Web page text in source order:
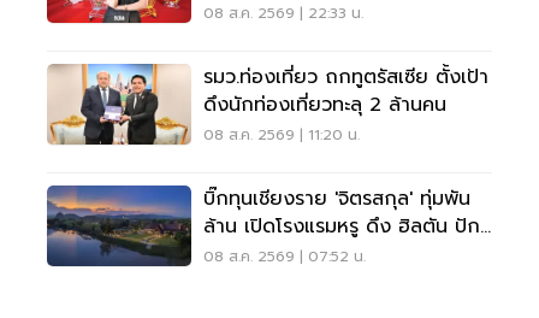
08 ส.ค. 2569 | 22:33 น.
รมว.ท่องเที่ยว ถกทูตรัสเซีย ตั้งเป้า
ดึงนักท่องเที่ยวทะลุ 2 ล้านคน
08 ส.ค. 2569 | 11:20 น.
บิ๊กทุนเชียงราย 'จิตรสกุล' ทุ่มพัน
ล้าน เปิดโรงแรมหรู ดึง ฮิลตัน ปัก
หมุดแบรนด์ใหม่
08 ส.ค. 2569 | 07:52 น.